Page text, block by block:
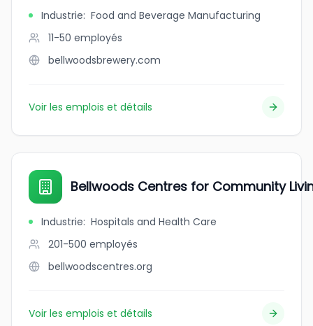
Industrie: Food and Beverage Manufacturing
11-50 employés
bellwoodsbrewery.com
Voir les emplois et détails
Bellwoods Centres for Community
Industrie: Hospitals and Health Care
201-500 employés
bellwoodscentres.org
Voir les emplois et détails